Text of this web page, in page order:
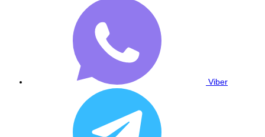
Viber